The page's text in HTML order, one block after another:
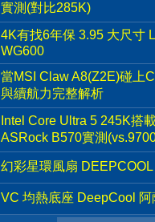
實測(對比285K)
4K有找6年保 3.95 大尺寸
WG600
當MSI Claw A8(Z2E)碰上
與續航力完整解析
Intel Core Ultra 5 245K搭
ASRock B570實測
幻彩星環風扇
VC 均熱底座 DeepCool